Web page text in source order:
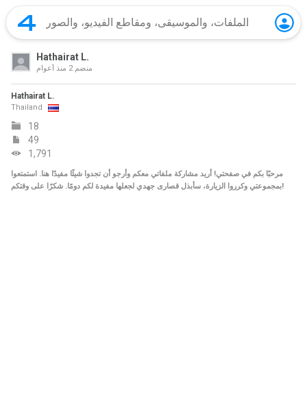
Hathairat L.
منضم 2 منذ أعوام
Hathairat L.
Thailand
18
49
1,791
مرحبًا بكم في صفحتي! أريد مشاركة ملفاتي معكم وأرجو أن تجدوا شيئًا مفيدًا هنا. استمتعوا
بمجموعتي وكرروا الزيارة، سأبذل قصارى جهدي لجعلها مفيدة لكم دومًا. شكرًا على وقتكم!